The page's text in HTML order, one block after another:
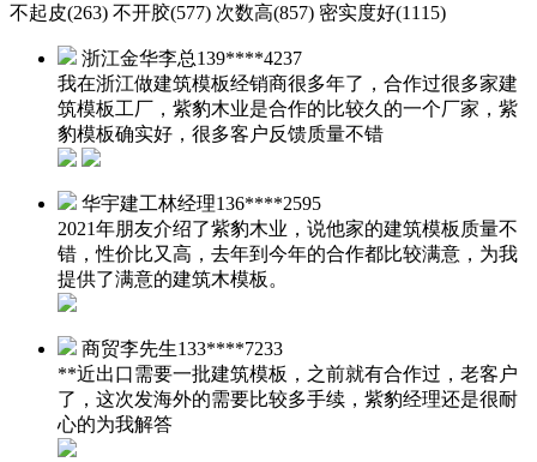
不起皮(263) 不开胶(577) 次数高(857) 密实度好(1115)
浙江金华李总139****4237
我在浙江做建筑模板经销商很多年了，合作过很多家建
筑模板工厂，紫豹木业是合作的比较久的一个厂家，紫
豹模板确实好，很多客户反馈质量不错
华宇建工林经理136****2595
2021年朋友介绍了紫豹木业，说他家的建筑模板质量不
错，性价比又高，去年到今年的合作都比较满意，为我
提供了满意的建筑木模板。
商贸李先生133****7233
**近出口需要一批建筑模板，之前就有合作过，老客户
了，这次发海外的需要比较多手续，紫豹经理还是很耐
心的为我解答